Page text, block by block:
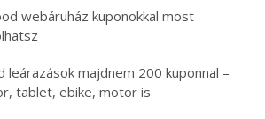
webáruház kuponokkal most
leárazások majdnem 200 kuponnal –
tablet, ebike, motor is